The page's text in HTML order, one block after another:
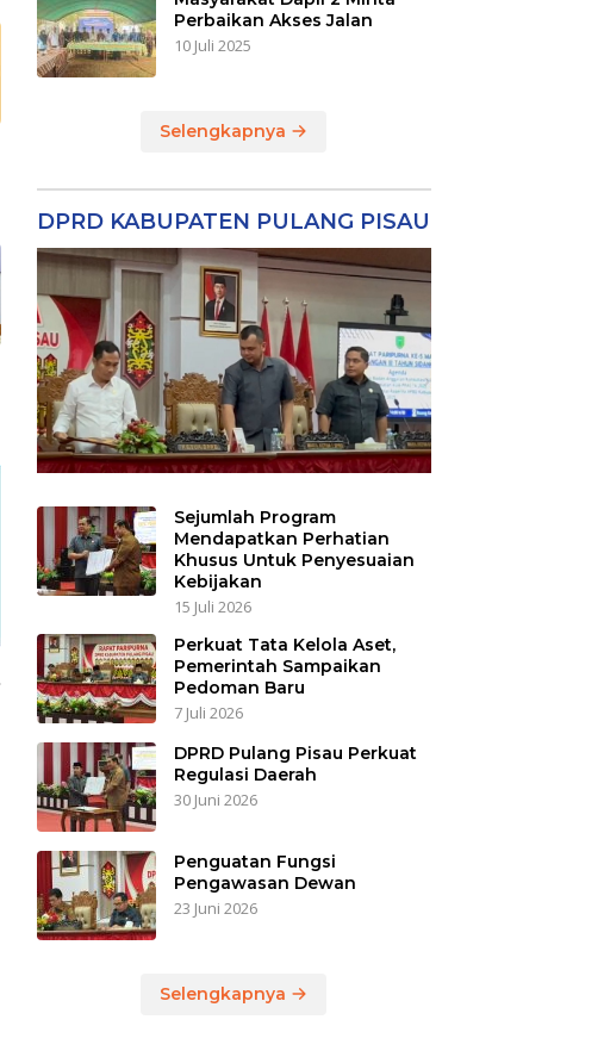
Perbaikan Akses Jalan
10 Juli 2025
Selengkapnya
DPRD KABUPATEN PULANG PISAU
Sejumlah Program
Mendapatkan Perhatian
Khusus Untuk Penyesuaian
Kebijakan
15 Juli 2026
Perkuat Tata Kelola Aset,
Pemerintah Sampaikan
Pedoman Baru
7 Juli 2026
DPRD Pulang Pisau Perkuat
Regulasi Daerah
30 Juni 2026
Penguatan Fungsi
Pengawasan Dewan
23 Juni 2026
Selengkapnya